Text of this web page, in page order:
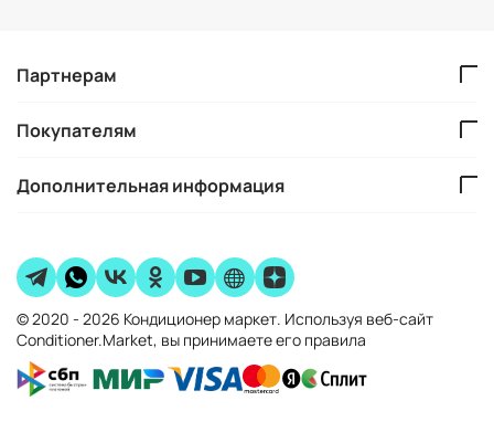
Партнерам
Покупателям
Дополнительная информация
© 2020 - 2026 Кондиционер маркет. Используя веб-сайт
Conditioner.Market, вы принимаете его правила